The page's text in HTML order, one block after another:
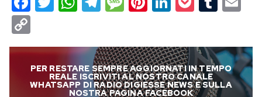
e
b
t
t
t
s
e
g
s
a
t
e
k
e
k
e
b
l
i
l
o
p
y
PER RESTARE SEMPRE AGGIORNATI IN TEMPO
REALE ISCRIVITI AL NOSTRO CANALE
WHATSAPP DI RADIO DIGIESSE NEWS E SULLA
NOSTRA PAGINA FACEBOOK